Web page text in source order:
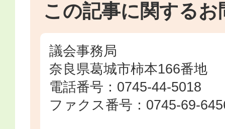
この記事に関するお
議会事務局
奈良県葛城市柿本166番地
電話番号：0745-44-5018
ファクス番号：0745-69-